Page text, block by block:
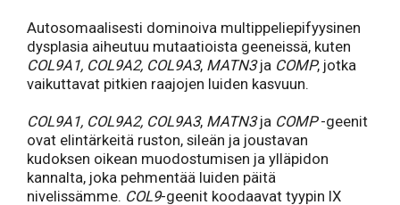
Autosomaalisesti dominoiva multippeliepifyysinen
dysplasia aiheutuu mutaatioista geeneissä, kuten
COL9A1, COL9A2, COL9A3, MATN3 ja COMP, jotka
vaikuttavat pitkien raajojen luiden kasvuun.
COL9A1, COL9A2, COL9A3, MATN3ja COMP-geenit
ovat elintärkeitä ruston, sileän ja joustavan
kudoksen oikean muodostumisen ja ylläpidon
kannalta, joka pehmentää luiden päitä
nivelissämme. COL9-geenit koodaavat tyypin IX